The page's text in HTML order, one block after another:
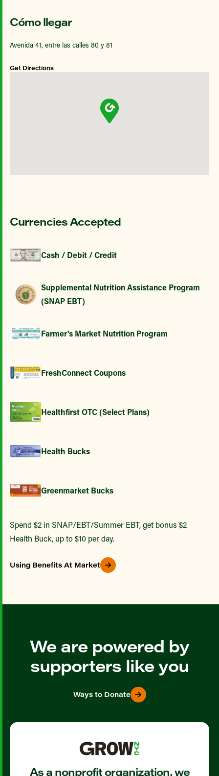
Cómo llegar
Avenida 41, entre las calles 80 y 81
Get Directions
Currencies Accepted
Cash / Debit / Credit
Supplemental Nutrition Assistance Program
(SNAP EBT)
Farmer's Market Nutrition Program
FreshConnect Coupons
Healthfirst OTC (Select Plans)
Health Bucks
Greenmarket Bucks
Spend $2 in SNAP/EBT/Summer EBT, get bonus $2
Health Buck, up to $10 per day.
Using Benefits At Market
We are powered by
supporters like you
Ways to Donate
As a nonprofit organization, we